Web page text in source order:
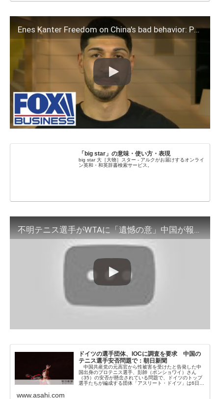
Enes Kanter Freedom on China's bad behavior: People need to wake up and speak up
「big star」の意味・使い方・表現
big star 大［大物］スター - アルクがお届けするオンライ
ン英和・和英辞書検索サービス。
不明テニス選手がWTAに「遺憾の意」中国が報道(2021年12月6日)
ドイツの選手団体、IOCに調査を要求 中国の
テニス選手安否問題で：朝日新聞
中国共産党の元高官から性被害を受けたと告発した中
国出身のプロテニス選手、彭帥（ポンショワイ）さん
（35）の安否が懸念されている問題で、ドイツのトップ
選手たちが編成する団体「アスリート・ドイツ」は6日…
www.asahi.com